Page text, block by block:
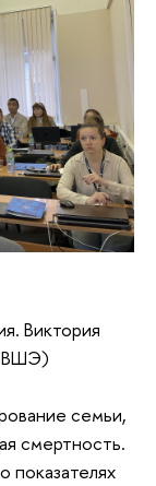
Виктория
ВШЭ)
семьи,
смертность.
показателях